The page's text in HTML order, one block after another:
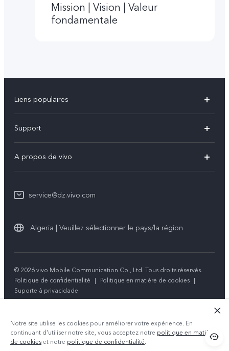
Mission | Vision | Valeur
fondamentale
Liens populaires
V60 Lite
Y21d
Tous les modèles
Support
Funtouch OS
Authentification IMEI
Instructions de garantie
A propos de vivo
Mentions légales
service@dz.vivo.com
Algeria | Veuillez sélectionner le pays/la région
© 2026 vivo Mobile Communication Co., Ltd. Tous droits réservés.
Politique de confidentialité
| Politique en matière de cookies |
Suporte à privacidade
Notre site utilise les cookies pour améliorer votre expérience. En
continuant d'utiliser notre site, vous acceptez notre politique en matière
de cookieset notre politique de confidentialité.